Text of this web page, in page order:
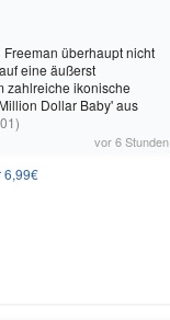
überhaupt nicht
eine äußerst
zahlreiche ikonische
Dollar Baby' aus
vor 6 Stunden
6,99€